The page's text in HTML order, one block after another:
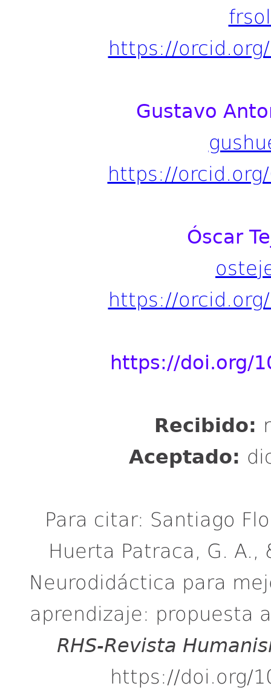
https://
Gustavo
https://
Óscar
https://
https://doi.org/
Recibido:
Aceptado:
Para citar: Santiago
Huerta Patraca, G. A.,
Neurodidáctica para
aprendizaje: propuesta
RHS-Revista
https://doi.org/